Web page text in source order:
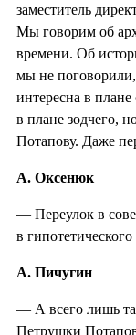
заместитель
Мы говорим об
времени. Об
мы не
интересна в
в плане зодчего,
Потапову. Даже
А. Оксенюк
— Переулок в
в
А. Пичугин
— А всего лишь
Петрушки